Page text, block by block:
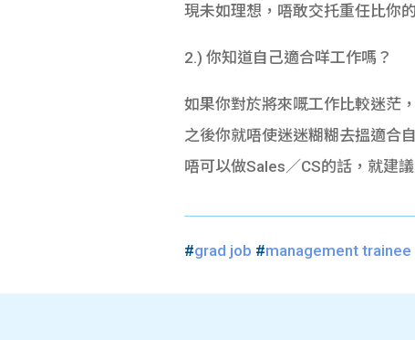
現未如理想，唔敢交托重任比你
2.) 你知道自己適合咩工作嗎？
如果你對於將來嘅工作比較迷茫
之後你就唔使迷迷糊糊去搵適合
唔可以做Sales／CS的話，就建
#grad job #management trainee